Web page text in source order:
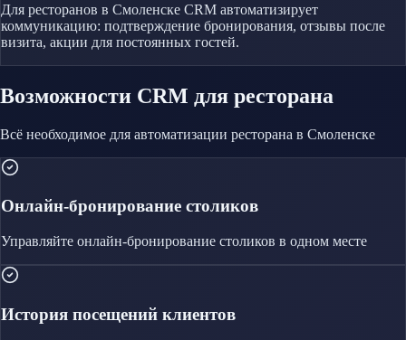
Для ресторанов в Смоленске CRM автоматизирует
коммуникацию: подтверждение бронирования, отзывы после
визита, акции для постоянных гостей.
Возможности CRM для ресторана
Всё необходимое для автоматизации ресторана в Смоленске
Онлайн-бронирование столиков
Управляйте онлайн-бронирование столиков в одном месте
История посещений клиентов